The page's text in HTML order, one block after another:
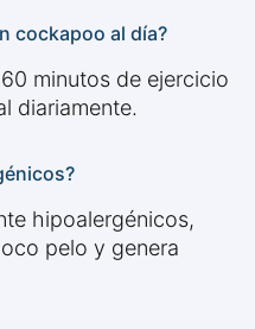
cockapoo al día?
minutos de ejercicio
diariamente.
hipoalergénicos,
pelo y genera